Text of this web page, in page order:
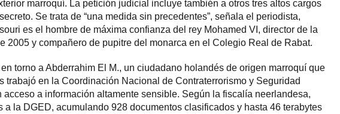
marroquí. La petición judicial incluye también a otros tres altos cargos
Se trata de “una medida sin precedentes”, señala el periodista,
es el hombre de máxima confianza del rey Mohamed VI, director de la
2005 y compañero de pupitre del monarca en el Colegio Real de Rabat.
torno a Abderrahim El M., un ciudadano holandés de origen marroquí que
trabajó en la Coordinación Nacional de Contraterrorismo y Seguridad
acceso a información altamente sensible. Según la fiscalía neerlandesa,
a la DGED, acumulando 928 documentos clasificados y hasta 46 terabytes